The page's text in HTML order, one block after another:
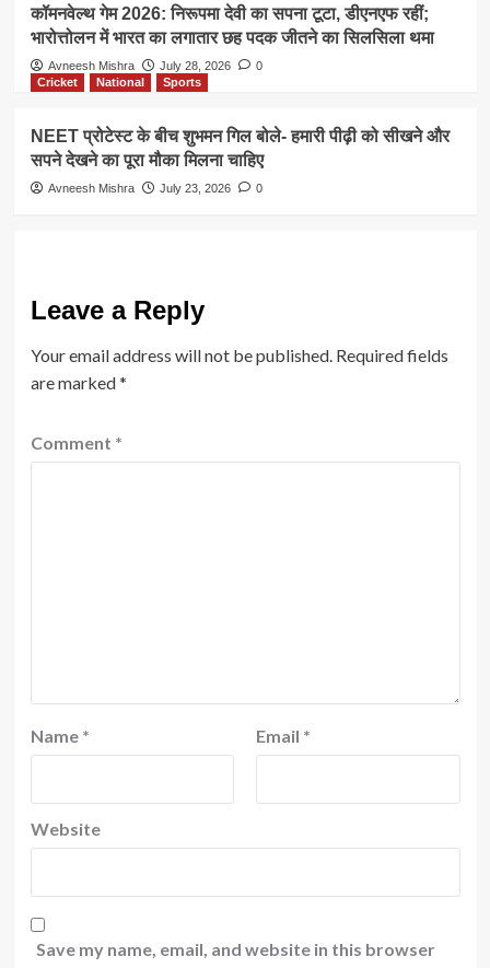
कॉमनवेल्थ गेम 2026: निरूपमा देवी का सपना टूटा, डीएनएफ रहीं;
भारोत्तोलन में भारत का लगातार छह पदक जीतने का सिलसिला थमा
Avneesh Mishra July 28, 2026
0
Cricket
National Sports
NEET प्रोटेस्ट के बीच शुभमन गिल बोले- हमारी पीढ़ी को सीखने और
सपने देखने का पूरा मौका मिलना चाहिए
Avneesh Mishra July 23, 2026 0
Leave a Reply
Your email address will not be published. Required fields
are marked*
Comment *
Name * Email *
Website
Save my name, email, and website in this browser